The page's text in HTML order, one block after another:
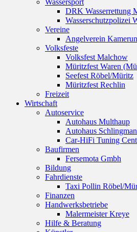
Wassersport
DRK Wasserrettung
Wasserschutzpolizei
Vereine
Angelverein Kamerun
Volksfeste
Volksfest Malchow
Müritzfest Waren
Seefest Röbel/Müritz
Müritzfest Rechlin
Freizeit
Wirtschaft
Autoservice
Autohaus Multhaup
Autohaus
Car-HiFi Tuning
Baufirmen
Fersemota Gmbh
Bildung
Fahrdienste
Taxi Pollin Röbel/
Finanzen
Handwerksbetriebe
Malermeister Kreye
Hilfe & Beratung